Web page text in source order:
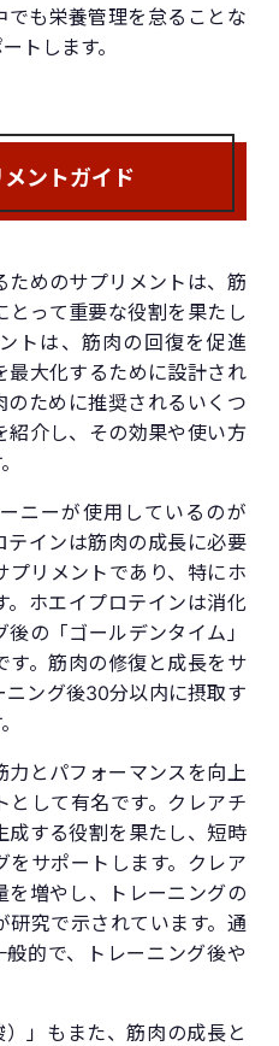
でも栄養管理を怠ることな
トします。
ントガイド
めのサプリメントは、筋
とって重要な役割を果たし
トは、筋肉の回復を促進
最大化するために設計され
のために推奨されるいくつ
紹介し、その効果や使い方
ニーが使用しているのが
テインは筋肉の成長に必要
プリメントであり、特にホ
。ホエイプロテインは消化
の「ゴールデンタイム」
す。筋肉の修復と成長をサ
ング後30分以内に摂取す
とパフォーマンスを向上
として有名です。クレアチ
成する役割を果たし、短時
をサポートします。クレア
を増やし、トレーニングの
究で示されています。通
的で、トレーニング後や
）」もまた、筋肉の成長と